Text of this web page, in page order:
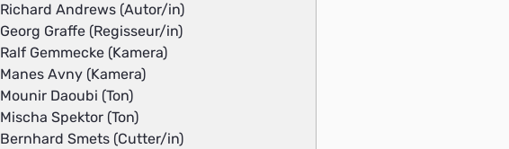
Richard Andrews (Autor/in)
Georg Graffe (Regisseur/in)
Ralf Gemmecke (Kamera)
Manes Avny (Kamera)
Mounir Daoubi (Ton)
Mischa Spektor (Ton)
Bernhard Smets (Cutter/in)